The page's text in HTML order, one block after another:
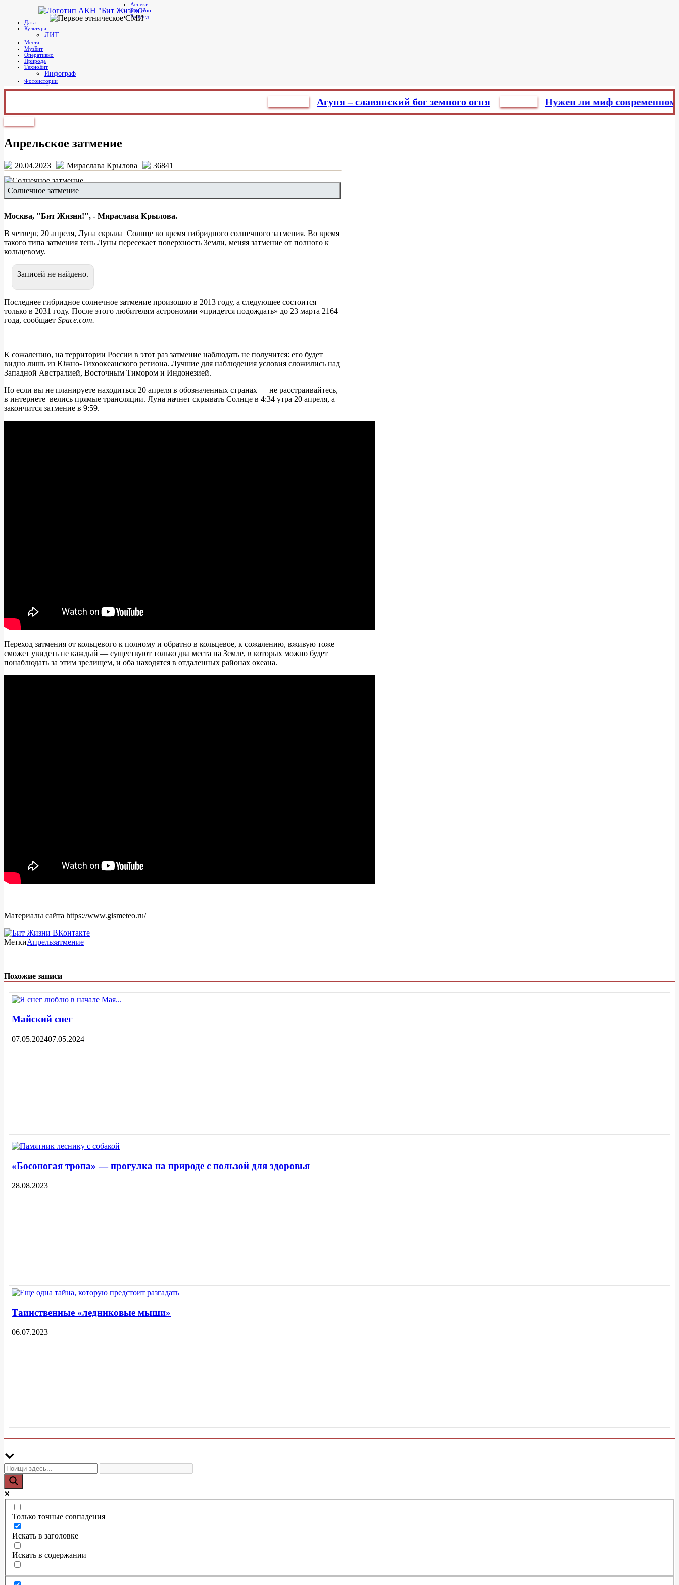
Telegram
Бит Жизни!
Агентство культурных новостей
Аспект
БитЭтно
Главред
Дата
Культура
ЛИТ
Места
МузБит
Оперативно
Природа
ТехноБит
Инфограф
Фотоистории
Фото дня
Агуня – славянский бог земного огня Главред Нужен ли миф современному
Апрельское затмение
20.04.2023 Мираслава Крылова 36841
Солнечное затмение
Москва, "Бит Жизни!", - Мираслава Крылова.
В четверг, 20 апреля, Луна скрыла Солнце во время гибридного солнечного затмения. Во время
такого типа затмения тень Луны пересекает поверхность Земли, меняя затмение от полного к
кольцевому.
Записей не найдено.
Последнее гибридное солнечное затмение произошло в 2013 году, а следующее состоится
только в 2031 году. После этого любителям астрономии «придется подождать» до 23 марта 2164
года, сообщает Space.com.
К сожалению, на территории России в этот раз затмение наблюдать не получится: его будет
видно лишь из Южно-Тихоокеанского региона. Лучшие для наблюдения условия сложились над
Западной Австралией, Восточным Тимором и Индонезией.
Но если вы не планируете находиться 20 апреля в обозначенных странах — не расстраивайтесь,
в интернете велись прямые трансляции. Луна начнет скрывать Солнце в 4:34 утра 20 апреля, а
закончится затмение в 9:59.
Переход затмения от кольцевого к полному и обратно в кольцевое, к сожалению, вживую тоже
сможет увидеть не каждый — существуют только два места на Земле, в которых можно будет
понаблюдать за этим зрелищем, и оба находятся в отдаленных районах океана.
Материалы сайта https://www.gismeteo.ru/
МеткиАпрельзатмение
Похожие записи
Майский снег
07.05.202407.05.2024
«Босоногая тропа» — прогулка на природе с пользой для здоровья
28.08.2023
Таинственные «ледниковые мыши»
06.07.2023
Только точные совпадения
Искать в заголовке
Искать в содержании